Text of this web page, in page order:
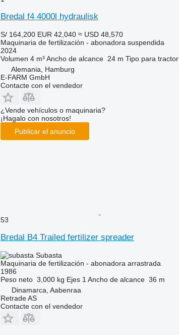
Bredal f4 4000l hydraulisk
S/ 164,200 EUR 42,040 ≈ USD 48,570
Maquinaria de fertilización - abonadora suspendida
2024
Volumen 4 m³ Ancho de alcance 24 m Tipo para tractor
Alemania, Hamburg
E-FARM GmbH
Contacte con el vendedor
¿Vende vehículos o maquinaria?
¡Hagalo con nosotros!
Publicar el anuncio
53
Bredal B4 Trailed fertilizer spreader
Subasta
Maquinaria de fertilización - abonadora arrastrada
1986
Peso neto 3,000 kg Ejes 1 Ancho de alcance 36 m
Dinamarca, Aabenraa
Retrade AS
Contacte con el vendedor